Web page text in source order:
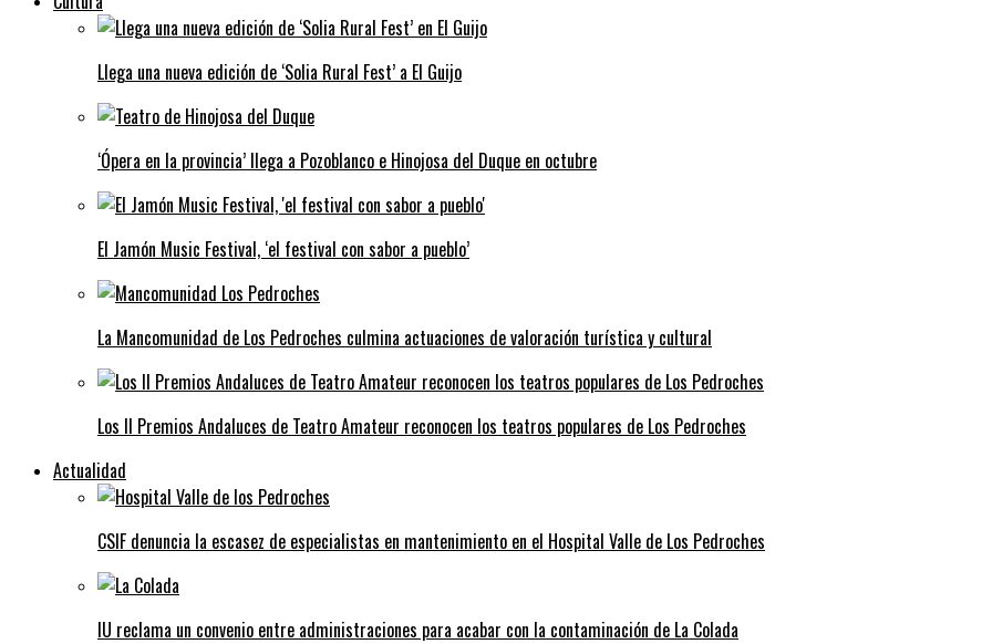
Llega una nueva edición de ‘Solia Rural Fest’ a El Guijo
‘Ópera en la provincia’ llega a Pozoblanco e Hinojosa del Duque en octubre
El Jamón Music Festival, ‘el festival con sabor a pueblo’
La Mancomunidad de Los Pedroches culmina actuaciones de valoración turística y cultural
Los II Premios Andaluces de Teatro Amateur reconocen los teatros populares de Los Pedroches
Actualidad
CSIF denuncia la escasez de especialistas en mantenimiento en el Hospital Valle de Los Pedroches
IU reclama un convenio entre administraciones para acabar con la contaminación de La Colada